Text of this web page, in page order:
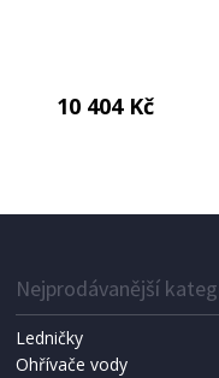
10 404 Kč
Halmar
DOPRAVA ZDARMA
Nejprodávanější
Ledničky
Ohřívače vody